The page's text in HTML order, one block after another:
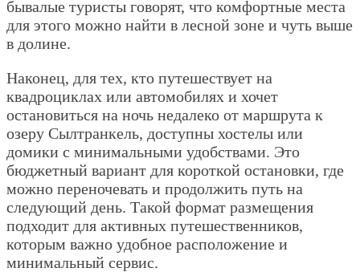
бывалые туристы говорят, что комфортные места
для этого можно найти в лесной зоне и чуть выше
в долине.
Наконец, для тех, кто путешествует на
квадроциклах или автомобилях и хочет
остановиться на ночь недалеко от маршрута к
озеру Сылтранкель, доступны хостелы или
домики с минимальными удобствами. Это
бюджетный вариант для короткой остановки, где
можно переночевать и продолжить путь на
следующий день. Такой формат размещения
подходит для активных путешественников,
которым важно удобное расположение и
минимальный сервис.